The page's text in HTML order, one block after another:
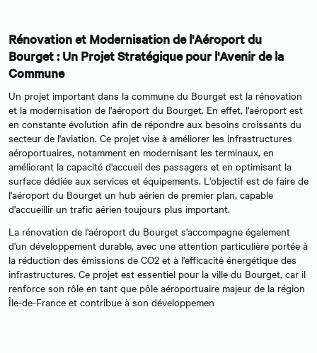
Rénovation et Modernisation de l'Aéroport du
Bourget : Un Projet Stratégique pour l'Avenir de la
Commune
Un projet important dans la commune du Bourget est la rénovation
et la modernisation de l'aéroport du Bourget. En effet, l'aéroport est
en constante évolution afin de répondre aux besoins croissants du
secteur de l'aviation. Ce projet vise à améliorer les infrastructures
aéroportuaires, notamment en modernisant les terminaux, en
améliorant la capacité d'accueil des passagers et en optimisant la
surface dédiée aux services et équipements. L'objectif est de faire de
l'aéroport du Bourget un hub aérien de premier plan, capable
d'accueillir un trafic aérien toujours plus important.
La rénovation de l'aéroport du Bourget s'accompagne également
d'un développement durable, avec une attention particulière portée à
la réduction des émissions de CO2 et à l'efficacité énergétique des
infrastructures. Ce projet est essentiel pour la ville du Bourget, car il
renforce son rôle en tant que pôle aéroportuaire majeur de la région
Île-de-France et contribue à son développemen